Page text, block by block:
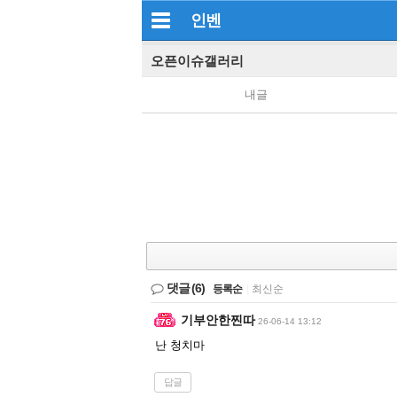
인벤
오픈이슈갤러리
내글
댓글(6) 등록순 최신순
기부안한찐따 26-06-14 13:12
난 청치마
답글